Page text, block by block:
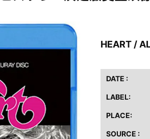
ライア・ヒープ / 2023年8月3日 ドイツ
ャーニー / 1979年5月8+9日 コロラド州 2公演
/ 2024年7月28日 フジロック’24公演 超
ォーニング / 2024年4月22日 英リーズ公演 超
リー・ジョエル / 2024年3月24日 100Aniv. 米
ー / 2024年6月3日 カーディフ公演 IEM/
コーピオンズ / 2024年6月15日 リスボン公演
ネスキン / 2024年6月9日 ドイツ ROCK AM
HEART /
DATE :
LABEL:
PLACE:
SOURCE :